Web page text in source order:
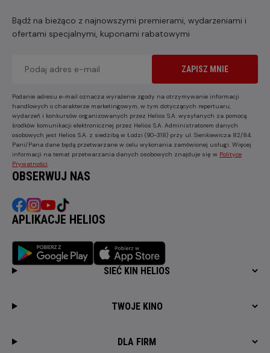
Bądź na bieżąco z najnowszymi premierami, wydarzeniami i
ofertami specjalnymi, kuponami rabatowymi
ZAPISZ MNIE
Podanie adresu e-mail oznacza wyrażenie zgody na otrzymywanie informacji
handlowych o charakterze marketingowym, w tym dotyczących repertuaru,
wydarzeń i konkursów organizowanych przez Helios S.A. wysyłanych za pomocą
środków komunikacji elektronicznej przez Helios S.A. Administratorem danych
osobowych jest Helios S.A. z siedzibą w Łodzi (90-318) przy ul. Sienkiewicza 82/84.
Pani/Pana dane będą przetwarzane w celu wykonania zamówionej usługi. Więcej
informacji na temat przetwarzania danych osobowych znajduje się w Polityce
Prywatności
OBSERWUJ NAS
APLIKACJE HELIOS
SIEĆ KIN HELIOS
TWOJE KINO
DLA FIRM